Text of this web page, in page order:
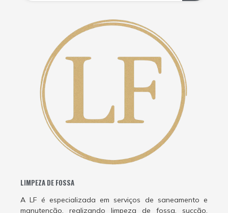
LIMPEZA DE FOSSA
A LF é especializada em serviços de saneamento e
manutenção, realizando limpeza de fossa, sucção,